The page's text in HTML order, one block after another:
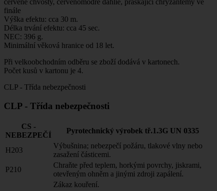
červené chvosty, červenomodré dahlie, práskající chryzantémy ve
finále
Výška efektu: cca 30 m.
Délka trvání efektu: cca 45 sec.
NEC: 396 g.
Minimální věková hranice od 18 let.
Při velkoobchodním odběru se zboží dodává v kartonech.
Počet kusů v kartonu je 4.
CLP - Třída nebezpečnosti
CLP - Třída nebezpečnosti
CS -
NEBEZPEČÍ
Pyrotechnický výrobek tř.1.3G UN 0335
H203
Výbušnina; nebezpečí požáru, tlakové vlny nebo
zasažení částicemi.
P210
Chraňte před teplem, horkými povrchy, jiskrami,
otevřeným ohněm a jinými zdroji zapálení.
Zákaz kouření.